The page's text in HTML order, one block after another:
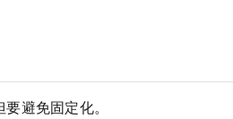
避免固定化。